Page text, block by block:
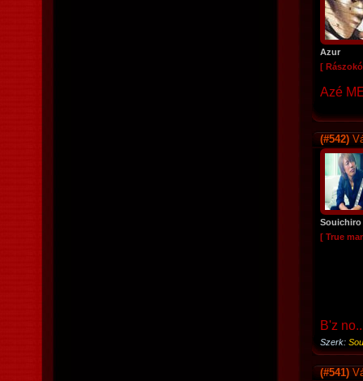
Azur
[
Azé
(#542)
Souichiro
[ True
B'z
Szerk:
(#541)